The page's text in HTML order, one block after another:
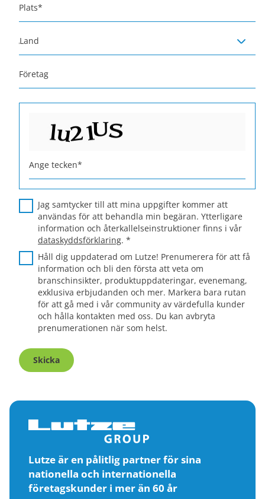
Plats*
Land
Företag
Ange tecken*
Jag samtycker till att mina uppgifter kommer att
användas för att behandla min begäran. Ytterligare
information och återkallelseinstruktioner finns i vår
dataskyddsförklaring. *
Håll dig uppdaterad om Lutze! Prenumerera för att få
information och bli den första att veta om
branschinsikter, produktuppdateringar, evenemang,
exklusiva erbjudanden och mer. Markera bara rutan
för att gå med i vår community av värdefulla kunder
och hålla kontakten med oss. Du kan avbryta
prenumerationen när som helst.
Skicka
Lutze är en pålitlig partner för sina
nationella och internationella
företagskunder i mer än 60 år